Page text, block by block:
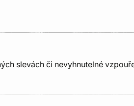
slevách či nevyhnutelné